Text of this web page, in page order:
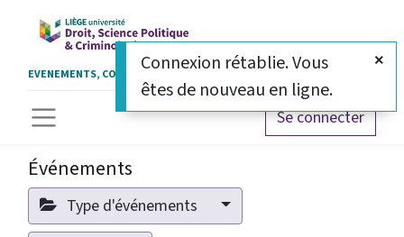
EVENEMENTS, COLLOQUES ET CERTIFICATS
Se connecter
Événements
Type d'événements
Connexion rétablie. Vous
êtes de nouveau en ligne.